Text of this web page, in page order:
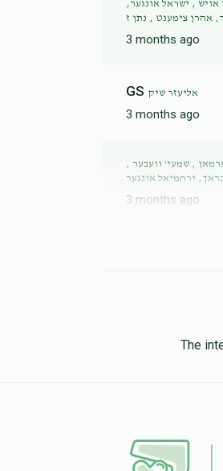
, ישראל אונגער,
אהרן צימענט , נתן ז
3 months ago
GS אליעזר שיק
3 months ago
, שמעי’ וועבער ,
3 months ago
קיימת לו לעולם
וועסטו אויך
The